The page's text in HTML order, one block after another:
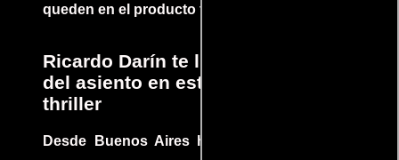
queden en el producto final.
Ricardo Darín te llevará al borde
del asiento en este increíble
thriller
Desde Buenos Aires hasta el mundo, Tesis